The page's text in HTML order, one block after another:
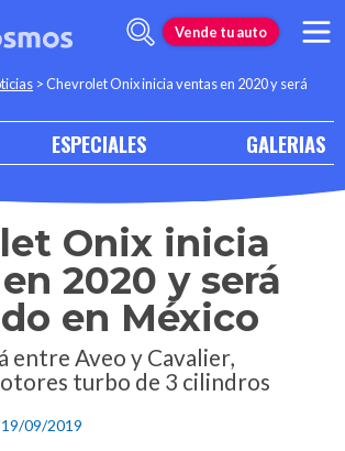
Vende tu auto
>Chevrolet Onix inicia ventas en 2020 y será
ESPECIALES GALERIAS
Onix inicia
2020 y será
en México
entre Aveo y Cavalier,
turbo de 3 cilindros
09/2019